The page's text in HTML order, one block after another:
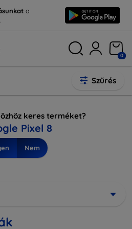
a
0
Szűrés
keres terméket?
Pixel 8
Nem